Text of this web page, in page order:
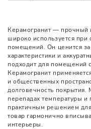
Керамогранит — прочный
широко используется
помещений. Он ценится за
характеристики и
подходит для помещений
Керамогранит
и общественных
долговечность покрытия.
перепадах температуры
практичным решением
товар гармонично
интерьеры.